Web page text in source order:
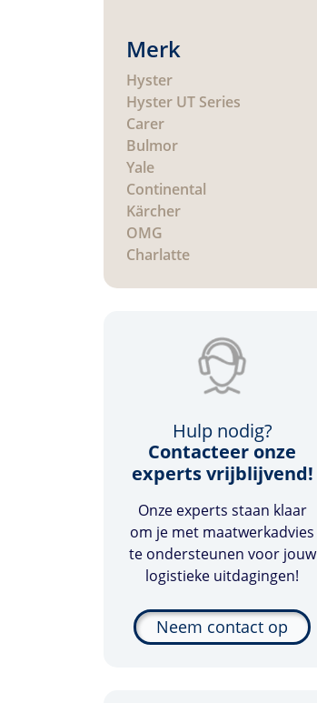
Merk
Hyster
Hyster UT Series
Carer
Bulmor
Yale
Continental
Kärcher
OMG
Charlatte
Hulp nodig?
Contacteer onze
experts vrijblijvend!
Onze experts staan klaar
om je met maatwerkadvies
te ondersteunen voor jouw
logistieke uitdagingen!
Neem contact op